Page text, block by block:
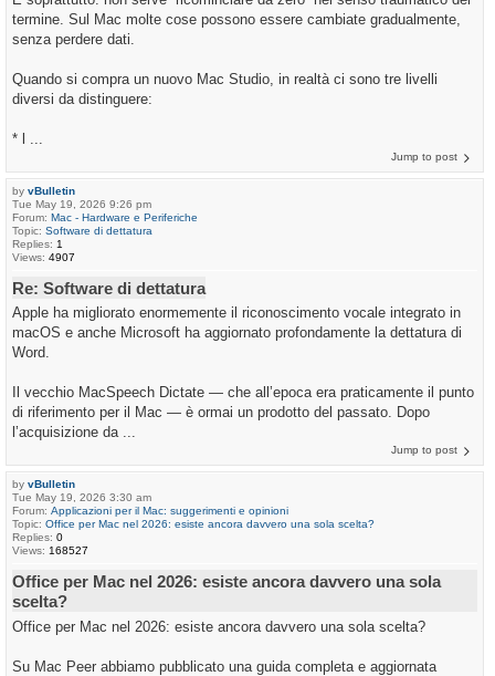
termine. Sul Mac molte cose possono essere cambiate gradualmente,
senza perdere dati.
Quando si compra un nuovo Mac Studio, in realtà ci sono tre livelli
diversi da distinguere:
* l ...
Jump to post
by vBulletin
Tue May 19, 2026 9:26 pm
Forum: Mac - Hardware e Periferiche
Topic: Software di dettatura
Replies: 1
Views: 4907
Re: Software di dettatura
Apple ha migliorato enormemente il riconoscimento vocale integrato in
macOS e anche Microsoft ha aggiornato profondamente la dettatura di
Word.
Il vecchio MacSpeech Dictate — che all’epoca era praticamente il punto
di riferimento per il Mac — è ormai un prodotto del passato. Dopo
l’acquisizione da ...
Jump to post
by vBulletin
Tue May 19, 2026 3:30 am
Forum: Applicazioni per il Mac: suggerimenti e opinioni
Topic: Office per Mac nel 2026: esiste ancora davvero una sola scelta?
Replies: 0
Views: 168527
Office per Mac nel 2026: esiste ancora davvero una sola
scelta?
Office per Mac nel 2026: esiste ancora davvero una sola scelta?
Su Mac Peer abbiamo pubblicato una guida completa e aggiornata